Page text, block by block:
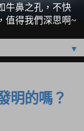
牛鼻之孔，不快
值得我們深思啊~
▼
明的嗎？